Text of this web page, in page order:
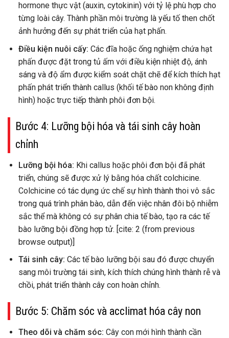
hormone thực vật (auxin, cytokinin) với tỷ lệ phù hợp cho
từng loài cây. Thành phần môi trường là yếu tố then chốt
ảnh hưởng đến sự phát triển của hạt phấn.
Điều kiện nuôi cấy: Các đĩa hoặc ống nghiệm chứa hạt
phấn được đặt trong tủ ấm với điều kiện nhiệt độ, ánh
sáng và độ ẩm được kiểm soát chặt chẽ để kích thích hạt
phấn phát triển thành callus (khối tế bào non không định
hình) hoặc trực tiếp thành phôi đơn bội.
Bước 4: Lưỡng bội hóa và tái sinh cây hoàn
chỉnh
Lưỡng bội hóa: Khi callus hoặc phôi đơn bội đã phát
triển, chúng sẽ được xử lý bằng hóa chất colchicine.
Colchicine có tác dụng ức chế sự hình thành thoi vô sắc
trong quá trình phân bào, dẫn đến việc nhân đôi bộ nhiễm
sắc thể mà không có sự phân chia tế bào, tạo ra các tế
bào lưỡng bội đồng hợp tử. [cite: 2 (from previous
browse output)]
Tái sinh cây: Các tế bào lưỡng bội sau đó được chuyển
sang môi trường tái sinh, kích thích chúng hình thành rễ và
chồi, phát triển thành cây con hoàn chỉnh.
Bước 5: Chăm sóc và acclimat hóa cây non
Theo dõi và chăm sóc: Cây con mới hình thành cần